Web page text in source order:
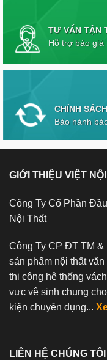
TƯ VẤN TẬN
Hỗ trợ báo giá
CHÍNH
Bảo hành
GIỚI THIỆU VIỆT
Công Ty Cổ Phần
Nội Thất
Công Ty CP ĐT TM &
sản phẩm nội thất
thi công hệ thống
vực vệ sinh chung
kiện chuyên dụng...
LIÊN HỆ CHÚNG TÔI